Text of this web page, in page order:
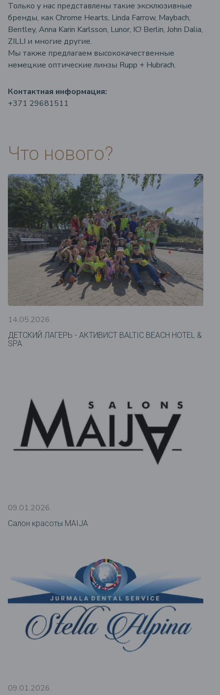
Только у нас представлены такие эксклюзивные
бренды, как Chrome Hearts, Linda Farrow, Maybach,
Bentley, Anna Karin Karlsson, Lunor, IC! Berlin, John Dalia,
ZILLI и многие другие.
Мы также предлагаем высококачественные
немецкие оптические линзы Rupp + Hubrach.
Контактная информация:
+371 29681511
Что нового?
14.05.2026.
ДЕТСКИЙ ЛАГЕРЬ - АКТИВИСТ BALTIC BEACH HOTEL &
SPA
09.01.2026.
Салон красоты MAIJA
09.01.2026.